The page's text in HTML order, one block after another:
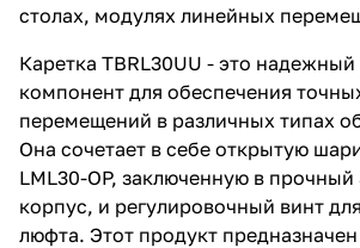
столах, модулях линейных
Каретка TBRL30UU - это
компонент для обеспечения
перемещений в различных типах
Она сочетает в себе открытую
LML30-OP, заключенную в
корпус, и регулировочный винт
люфта. Этот продукт